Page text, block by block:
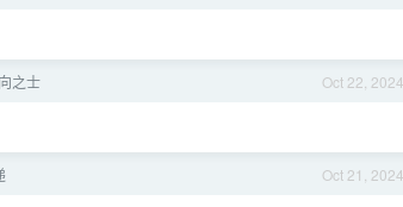
Oct 22, 2024
之士
Oct 21, 2024